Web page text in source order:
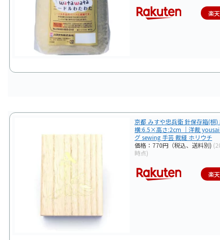
楽
京都 みすや忠兵衛 針保存箱(桐
横:6.5×高さ:2cm ｜洋裁
グ sewing 手芸 裁縫 ホリウチ
価格：770円（税込、送料別)
時点)
楽